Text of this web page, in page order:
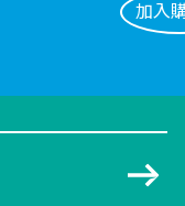
加入